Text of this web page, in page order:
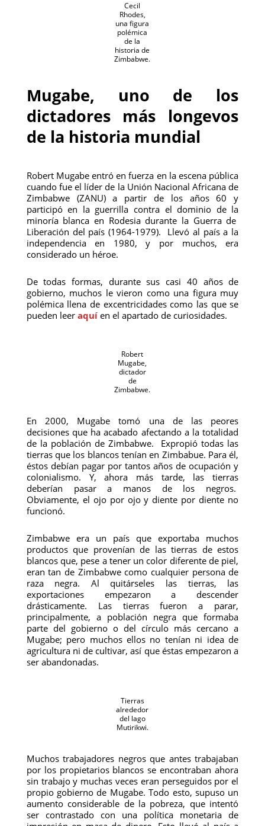
Cecil
Rhodes,
una figura
polémica
de la
historia de
Zimbabwe.
Mugabe, uno de los
dictadores más longevos
de la historia mundial
Robert Mugabe entró en fuerza en la escena pública
cuando fue el líder de la Unión Nacional Africana de
Zimbabwe (ZANU) a partir de los años 60 y
participó en la guerrilla contra el dominio de la
minoría blanca en Rodesia durante la Guerra de
Liberación del país (1964-1979). Llevó al país a la
independencia en 1980, y por muchos, era
considerado un héroe.
De todas formas, durante sus casi 40 años de
gobierno, muchos le vieron como una figura muy
polémica llena de excentricidades como las que se
pueden leer aquíen el apartado de curiosidades.
Robert
Mugabe,
dictador
de
Zimbabwe.
En 2000, Mugabe tomó una de las peores
decisiones que ha acabado afectando a la totalidad
de la población de Zimbabwe. Expropió todas las
tierras que los blancos tenían en Zimbabue. Para él,
éstos debían pagar por tantos años de ocupación y
colonialismo. Y, ahora más tarde, las tierras
deberían pasar a manos de los negros.
Obviamente, el ojo por ojo y diente por diente no
funcionó.
Zimbabwe era un país que exportaba muchos
productos que provenían de las tierras de estos
blancos que, pese a tener un color diferente de piel,
eran tan de Zimbabwe como cualquier persona de
raza negra. Al quitárseles las tierras, las
exportaciones empezaron a descender
drásticamente. Las tierras fueron a parar,
principalmente, a población negra que formaba
parte del gobierno o del círculo más cercano a
Mugabe; pero muchos ellos no tenían ni idea de
agricultura ni de cultivar, así que éstas empezaron a
ser abandonadas.
Tierras
alrededor
del lago
Mutirikwi.
Muchos trabajadores negros que antes trabajaban
por los propietarios blancos se encontraban ahora
sin trabajo y muchas veces eran perseguidos por el
propio gobierno de Mugabe. Todo esto, supuso un
aumento considerable de la pobreza, que intentó
ser contrastado con una política monetaria de